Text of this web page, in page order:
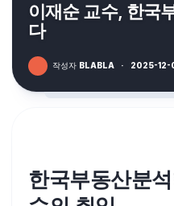
이재순 교수, 한국
다
작성자 BLABLA · 2025-12-
한국부동산분